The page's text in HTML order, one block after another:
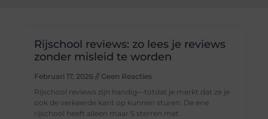
Rijschool reviews: zo lees je reviews
zonder misleid te worden
Februari 17, 2026
Geen Reacties
Rijschool reviews zijn handig—totdat je merkt dat ze je
ook de verkeerde kant op kunnen sturen. De ene
rijschool heeft alleen maar 5 sterren met